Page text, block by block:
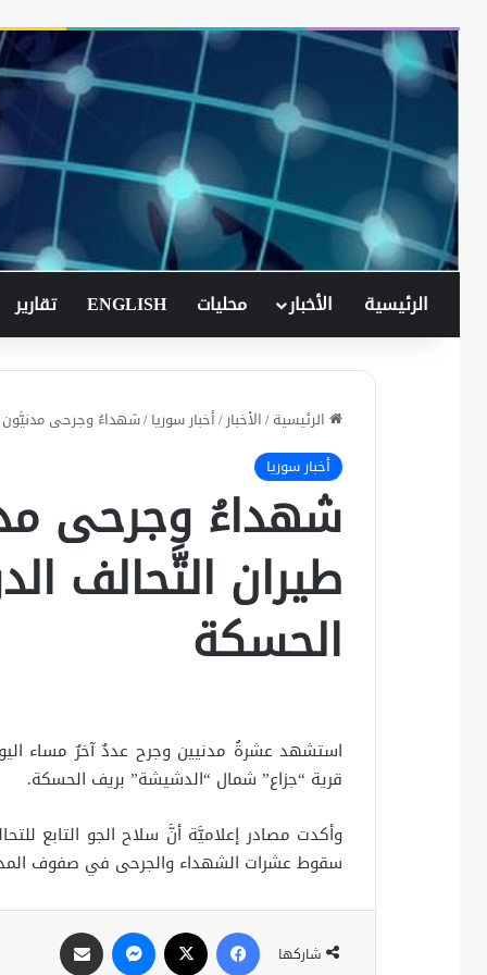
الرئيسية الأخبار محليات ENGLISH تقارير
الرئيسية/الأخبار/أخبار سوريا/شهداءُ وجرحى
أخبار سوريا
شهداءُ وجرحى
طيران التَّحالف
الحسكة
استشهد عشرةُ مدنيين وجرح عددٌ آخرٌ مساء
قرية “جزاع” شمال “الدشيشة” بريف الحسكة.
وأكدت مصادر إعلاميَّة أنَّ سلاح الجو التابع
سقوط عشرات الشهداء والجرحى في صفوف
شاركها
فيسبوك ماسنجر